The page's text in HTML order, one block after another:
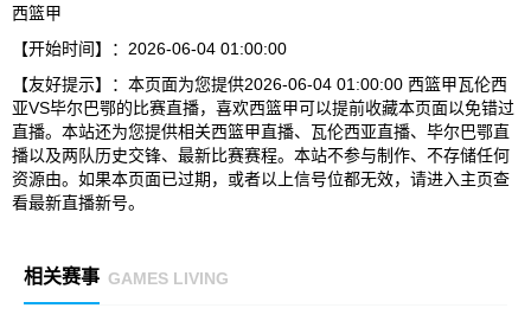
西篮甲
【开始时间】：2026-06-04 01:00:00
【友好提示】：本页面为您提供2026-06-04 01:00:00 西篮甲瓦伦西
亚VS毕尔巴鄂的比赛直播，喜欢西篮甲可以提前收藏本页面以免错过
直播。本站还为您提供相关西篮甲直播、瓦伦西亚直播、毕尔巴鄂直
播以及两队历史交锋、最新比赛赛程。本站不参与制作、不存储任何
资源由。如果本页面已过期，或者以上信号位都无效，请进入主页查
看最新直播新号。
相关赛事 GAMES LIVING